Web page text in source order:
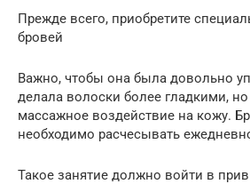
Прежде всего, приобретите
бровей
Важно, чтобы она была довольно
делала волоски более гладкими,
массажное воздействие на кожу.
необходимо расчесывать
Такое занятие должно войти в